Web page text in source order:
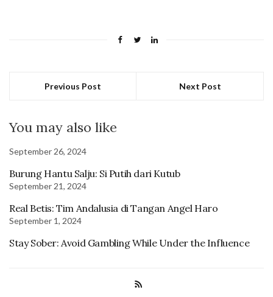
Previous Post Next Post
You may also like
September 26, 2024
Burung Hantu Salju: Si Putih dari Kutub
September 21, 2024
Real Betis: Tim Andalusia di Tangan Angel Haro
September 1, 2024
Stay Sober: Avoid Gambling While Under the Influence